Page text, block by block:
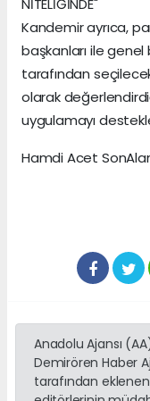
Kandemir ayrıca,
başkanları ile
tarafından
olarak
uygulamayı
Hamdi Acet
Anadolu Ajansı
Demirören Haber
tarafından